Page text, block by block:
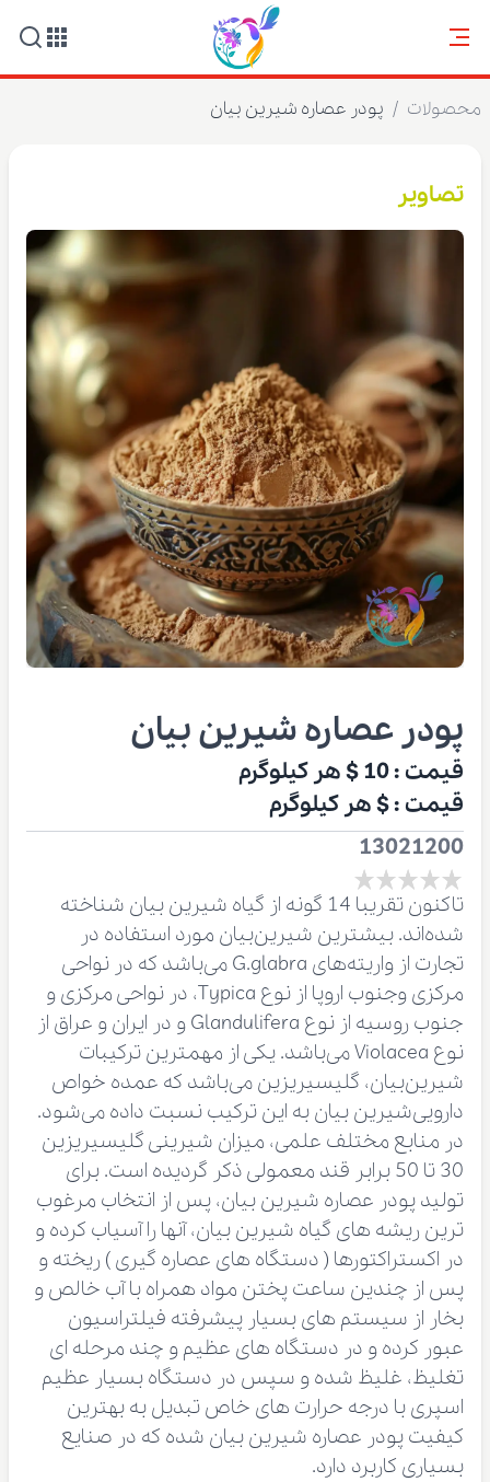
محصولات / پودر عصاره شیرین بیان
تصاویر
پودر عصاره شیرین بیان
قیمت :
هر کیلوگرم
قیمت :$هر کیلوگرم
13021200
تاکنون تقریبا 14 گونه از گیاه شیرین بیان شناخته
شده‌اند. بیشترین شیرین‌بیان مورد استفاده در
تجارت از واریته‌های G.glabra می‌باشد که در نواحی
مرکزی وجنوب اروپا از نوع Typica، در نواحی مرکزی و
جنوب روسیه از نوع Glandulifera و در ایران و عراق از
نوع Violacea می‌باشد. یکی از مهمترین ترکیبات
شیرین‌بیان، گلیسیریزین می‌باشد که عمده خواص
دارویی‌شیرین بیان به این ترکیب نسبت داده می‌شود.
در منابع مختلف علمی، میزان شیرینی گلیسیریزین
30 تا 50 برابر قند معمولی ذکر گردیده است. برای
تولید پودر عصاره شیرین بیان، پس از انتخاب مرغوب
ترین ریشه های گیاه شیرین بیان، آنها را آسیاب کرده و
در اکستراکتورها ( دستگاه های عصاره گیری ) ریخته و
پس از چندین ساعت پختن مواد همراه با آب خالص و
بخار از سیستم های بسیار پیشرفته فیلتراسیون
عبور کرده و در دستگاه های عظیم و چند مرحله ای
تغلیظ، غلیظ شده و سپس در دستگاه بسیار عظیم
اسپری با درجه حرارت های خاص تبدیل به بهترین
کیفیت پودر عصاره شیرین بیان شده که در صنایع
بسیاری کاربرد دارد.